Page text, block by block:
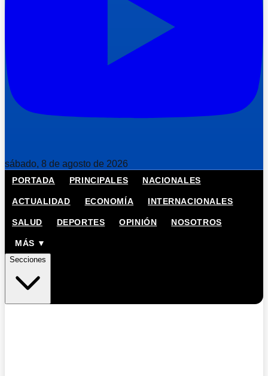
sábado, 8 de agosto de 2026
PORTADA PRINCIPALES NACIONALES
ACTUALIDAD ECONOMÍA INTERNACIONALES
SALUD DEPORTES OPINIÓN NOSOTROS
MÁS ▼
Secciones